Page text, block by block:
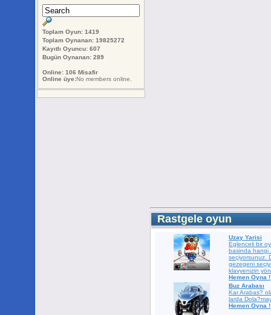
Toplam Oyun: 1419
Toplam Oynanan: 19825272
Kayıtlı Oyuncu: 607
Bugün Oynanan: 289
Online: 106 Misafir
Online üye:No members online.
Rastgele oyun
Uzay Yarisi
Eglenceli bir
basinda hangi
seçiyorsunuz.
gezegeni
klavyenizin
Hemen Oyna !
Buz Arabası
Kar Arabas?
larda
Hemen Oyna !